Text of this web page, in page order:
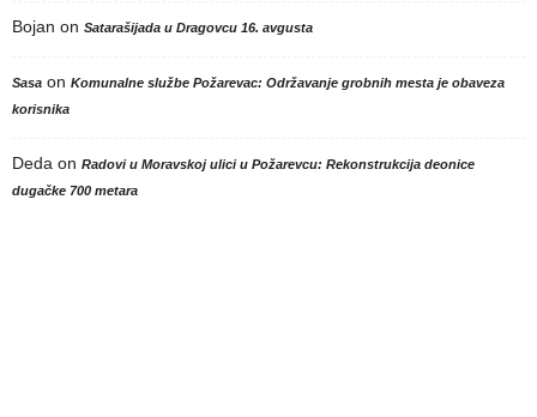
Bojan on Satarašijada u Dragovcu 16. avgusta
Sasa on Komunalne službe Požarevac: Održavanje grobnih mesta je obaveza
korisnika
Deda on Radovi u Moravskoj ulici u Požarevcu: Rekonstrukcija deonice
dugačke 700 metara